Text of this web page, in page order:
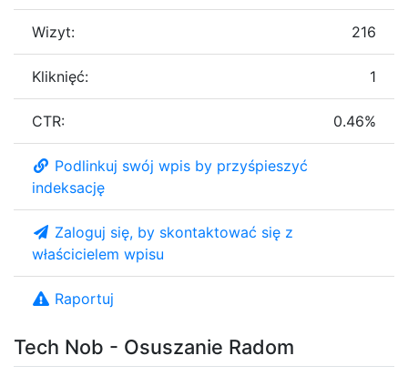
Tech Nob - Osuszanie Radom
Wizyt: 216
Kliknięć: 1
CTR: 0.46%
Podlinkuj swój wpis by przyśpieszyć
indeksację
Zaloguj się, by skontaktować się z
właścicielem wpisu
Raportuj